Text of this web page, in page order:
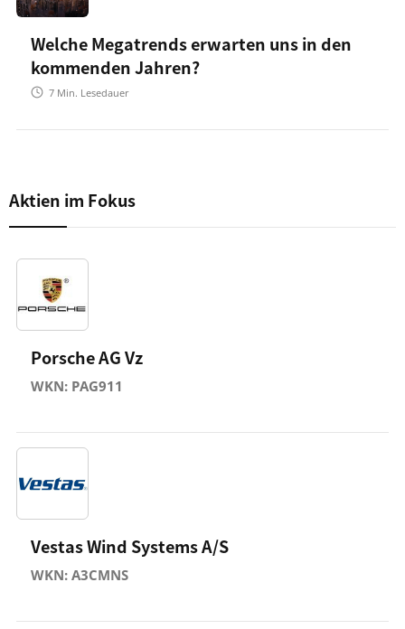
Welche Megatrends erwarten uns in den
kommenden Jahren?
7 Min. Lesedauer
Aktien im Fokus
Porsche AG Vz
WKN: PAG911
Vestas Wind Systems A/S
WKN: A3CMNS